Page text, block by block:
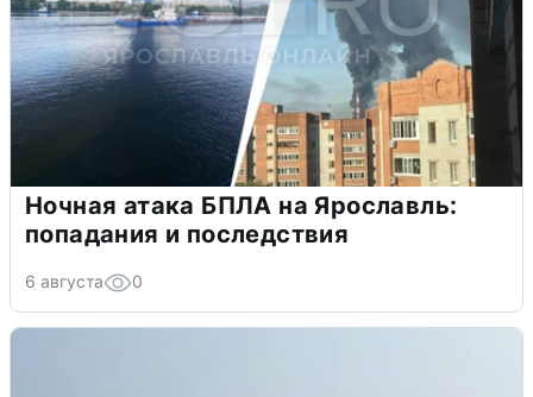
Ночная атака БПЛА на Ярославль:
попадания и последствия
6 августа 0